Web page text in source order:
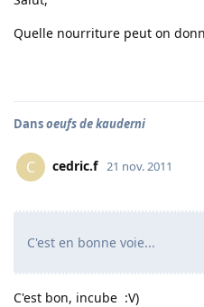
Quelle nourriture peut on
Dansoeufs de kauderni
C cedric.f 21 nov. 2011
C'est en bonne voie...
C'est bon, incube :V)